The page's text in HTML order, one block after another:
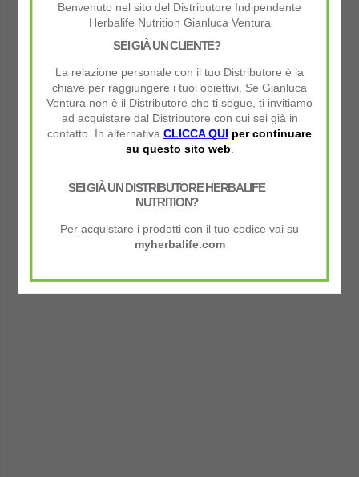
Benvenuto nel sito del Distributore Indipendente
Herbalife Nutrition Gianluca Ventura
SEI GIÀ UN CLIENTE?
La relazione personale con il tuo Distributore è la
chiave per raggiungere i tuoi obiettivi. Se Gianluca
Ventura non è il Distributore che ti segue, ti invitiamo
ad acquistare dal Distributore con cui sei già in
contatto. In alternativa CLICCA QUI per continuare
su questo sito web.
SEI GIÀ UN DISTRIBUTORE HERBALIFE
NUTRITION?
Per acquistare i prodotti con il tuo codice vai su
myherbalife.com
Sedentario Normale Sportivo
Il tuo Piano sarà per:
Prime 3 Settimane Dopo
Continua al Piano Consigliato